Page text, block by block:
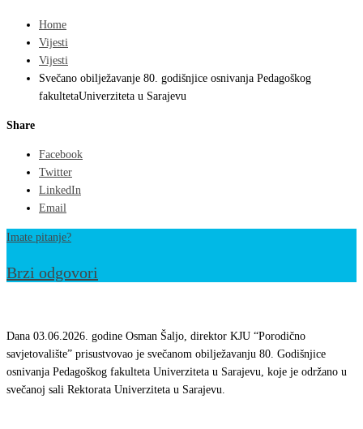
Home
Vijesti
Vijesti
Svečano obilježavanje 80. godišnjice osnivanja Pedagoškog
fakultetaUniverziteta u Sarajevu
Share
Facebook
Twitter
LinkedIn
Email
Imate pitanje?
Brzi odgovori
obilježavanje
80.
godišnjice
osnivanja
Dana 03.06.2026. godine Osman Šaljo, direktor KJU “Porodično
savjetovalište” prisustvovao je svečanom obilježavanju 80. Godišnjice
osnivanja Pedagoškog fakulteta Univerziteta u Sarajevu, koje je održano u
svečanoj sali Rektorata Univerziteta u Sarajevu.